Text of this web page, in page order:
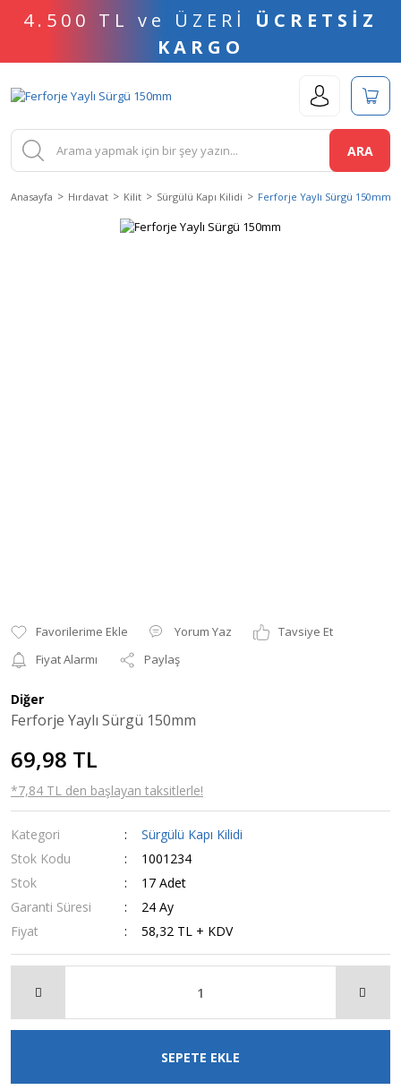
4.500 TL ve ÜZERİ ÜCRETSİZ
KARGO
ARA
Anasayfa Hırdavat Kilit Sürgülü Kapı Kilidi Ferforje Yaylı Sürgü 150mm
Yorum Yaz
Tavsiye Et
Fiyat Alarmı
Paylaş
Diğer
Ferforje Yaylı Sürgü 150mm
69,98 TL
*7,84 TL den başlayan taksitlerle!
Kategori
Sürgülü Kapı Kilidi
Stok Kodu
1001234
Stok
17 Adet
Garanti Süresi
24 Ay
Fiyat
58,32 TL + KDV
SEPETE EKLE